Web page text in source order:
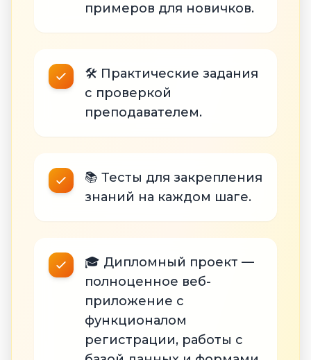
примеров для новичков.
🛠 Практические задания
с проверкой
преподавателем.
📚 Тесты для закрепления
знаний на каждом шаге.
🎓 Дипломный проект —
полноценное веб-
приложение с
функционалом
регистрации, работы с